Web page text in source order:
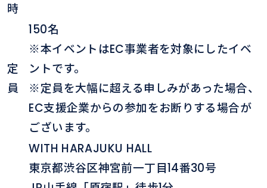
時
定
員
150名
※本イベントはEC事業者を対象にしたイベ
ントです。
※定員を大幅に超える申しみがあった場合、
EC支援企業からの参加をお断りする場合が
ございます。
WITH HARAJUKU HALL
東京都渋谷区神宮前一丁目14番30号